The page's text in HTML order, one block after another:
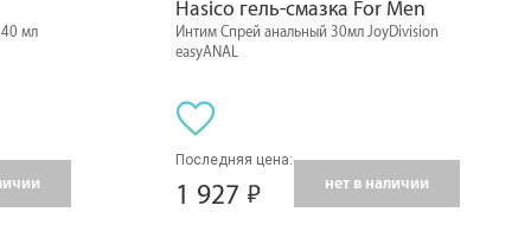
мл
Hasico гель-смазка For Men
Интим Спрей анальный 30мл JoyDivision
easyANAL
Последняя цена:
1 927 нет в наличии